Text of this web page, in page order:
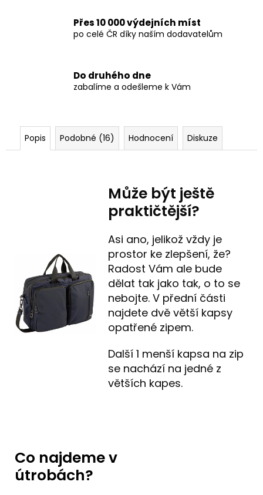
Přes 10 000 výdejních míst
po celé ČR díky naším dodavatelům
Do druhého dne
zabalíme a odešleme k Vám
Popis Podobné (16) Hodnocení Diskuze
Může být ještě
praktičtější?
Asi ano, jelikož vždy je
prostor ke zlepšení, že?
Radost Vám ale bude
dělat tak jako tak, o to se
nebojte. V přední části
najdete dvě větší kapsy
opatřené zipem.
Další 1 menší kapsa na zip
se nachází na jedné z
větších kapes.
Co najdeme v
útrobách?